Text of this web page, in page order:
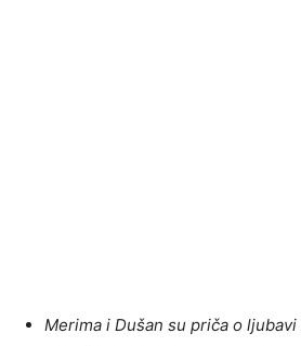
Merima i Dušan su priča o